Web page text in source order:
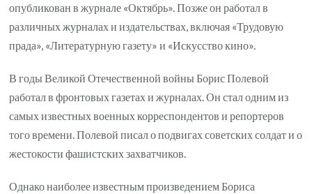
опубликован в журнале «Октябрь». Позже он работал в
различных журналах и издательствах, включая «Трудовую
прада», «Литературную газету» и «Искусство кино».
В годы Великой Отечественной войны Борис Полевой
работал в фронтовых газетах и журналах. Он стал одним из
самых известных военных корреспондентов и репортеров
того времени. Полевой писал о подвигах советских солдат и о
жестокости фашистских захватчиков.
Однако наиболее известным произведением Бориса